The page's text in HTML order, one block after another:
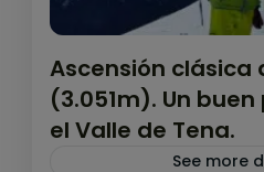
Ascensión clásica
(3.051m). Un
el Valle de Tena.
See more